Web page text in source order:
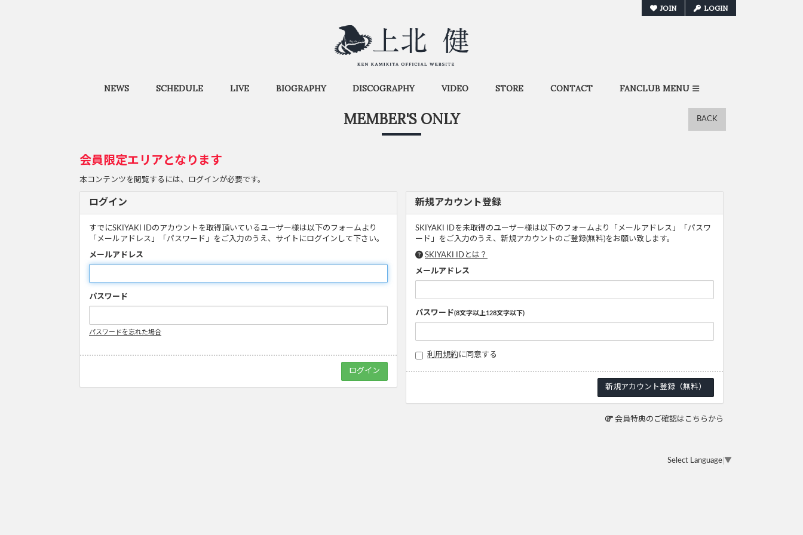
NEWS SCHEDULE LIVE BIOGRAPHY DISCOGRAPHY VIDEO STORE CONTACT FANCLUB MENU
JOIN LOGIN
MEMBER'S ONLY BACK
会員限定エリアとなります
本コンテンツを閲覧するには、ログインが必要です。
ログイン
すでにSKIYAKI IDのアカウントを取得頂いているユーザー様は以下のフォームより
「メールアドレス」「パスワード」をご入力のうえ、サイトにログインして下さい。
メールアドレス
パスワード
パスワードを忘れた場合
新規アカウント登録
SKIYAKI IDを未取得のユーザー様は以下のフォームより「メールアドレス」「パスワ
ード」をご入力のうえ、新規アカウントのご登録(無料)をお願い致します。
SKIYAKI IDとは？
メールアドレス
パスワード(8文字以上128文字以下)
利用規約に同意する
会員特典のご確認はこちらから
Select Language ▼